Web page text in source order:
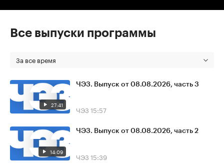
Все выпуски программы
За все время
27:41
ЧЭЗ. Выпуск от 08.08.2026, часть 3
ЧЭЗ 15:57
14:09
ЧЭЗ. Выпуск от 08.08.2026, часть 2
ЧЭЗ 15:39